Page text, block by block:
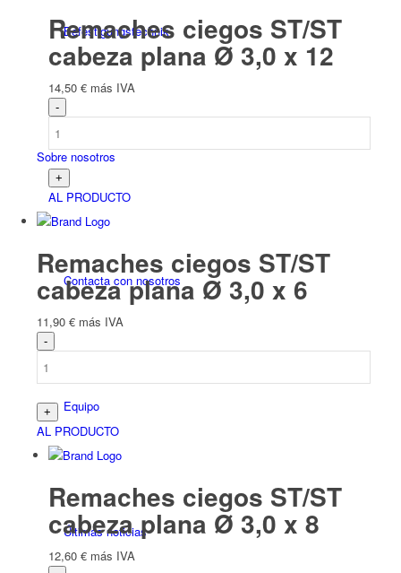
Befesti­gungs­technik
Sobre nosotros
Contacta con nosotros
Equipo
Últimas noticias
Remaches ciegos ST/ST
cabeza plana Ø 3,0 x 12
14,50 € más IVA
AL PRODUCTO
Remaches ciegos ST/ST
cabeza plana Ø 3,0 x 6
11,90 € más IVA
AL PRODUCTO
Remaches ciegos ST/ST
cabeza plana Ø 3,0 x 8
12,60 € más IVA